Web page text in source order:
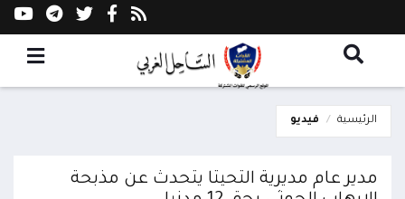
الرئيسية فيديو
مدير عام مديرية التحيتا يتحدث عن مذبحة